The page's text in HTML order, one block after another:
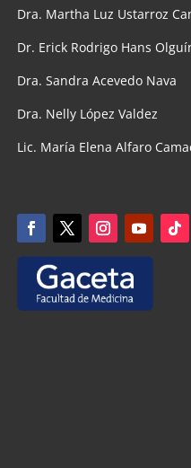
Dra. Martha Luz Ustarroz
Dr. Erick Rodrigo Hans
Dra. Sandra Acevedo Nava
Dra. Nelly López Valdez
Lic. María Elena Alfaro